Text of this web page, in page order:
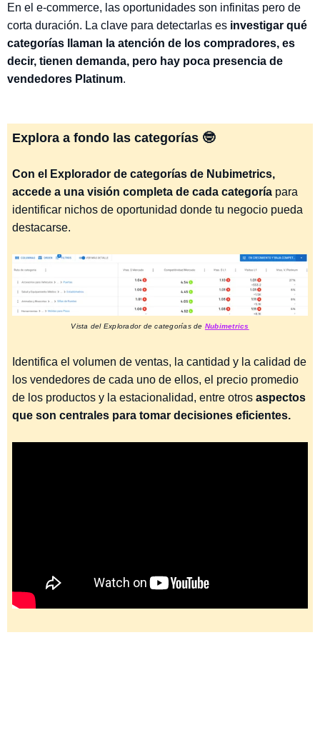
En el e-commerce, las oportunidades son infinitas pero de
corta duración. La clave para detectarlas es investigar qué
categorías llaman la atención de los compradores, es
decir, tienen demanda, pero hay poca presencia de
vendedores Platinum.
Explora a fondo las categorías 🤓
Con el Explorador de categorías de Nubimetrics,
accede a una visión completa de cada categoría para
identificar nichos de oportunidad donde tu negocio pueda
destacarse.
Vista del Explorador de categorías de Nubimetrics
Identifica el volumen de ventas, la cantidad y la calidad de
los vendedores de cada uno de ellos, el precio promedio
de los productos y la estacionalidad, entre otros aspectos
que son centrales para tomar decisiones eficientes.